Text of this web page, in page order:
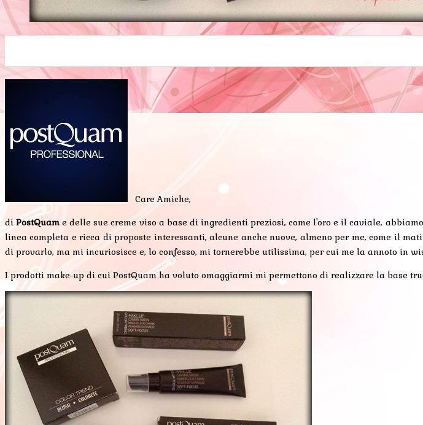
Care Amiche,
diPostQuame delle sue creme viso a base di ingredienti preziosi, come l'oro e il caviale,
linea completa e ricca di proposte interessanti, alcune anche nuove, almeno per me, come il
di provarlo, ma mi incuriosisce e, lo confesso, mi tornerebbe utilissima, per cui me la annoto in
I prodotti make-up di cui PostQuam ha voluto omaggiarmi mi permettono di realizzare la base